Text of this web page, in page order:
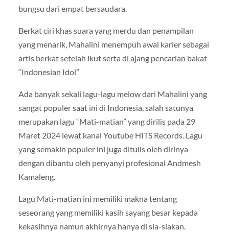
bungsu dari empat bersaudara.
Berkat ciri khas suara yang merdu dan penampilan
yang menarik, Mahalini menempuh awal karier sebagai
artis berkat setelah ikut serta di ajang pencarian bakat
“Indonesian Idol”
Ada banyak sekali lagu-lagu melow dari Mahalini yang
sangat populer saat ini di Indonesia, salah satunya
merupakan lagu “Mati-matian” yang dirilis pada 29
Maret 2024 lewat kanal Youtube HITS Records. Lagu
yang semakin populer ini juga ditulis oleh dirinya
dengan dibantu oleh penyanyi profesional Andmesh
Kamaleng.
Lagu Mati-matian ini memiliki makna tentang
seseorang yang memiliki kasih sayang besar kepada
kekasihnya namun akhirnya hanya di sia-siakan.